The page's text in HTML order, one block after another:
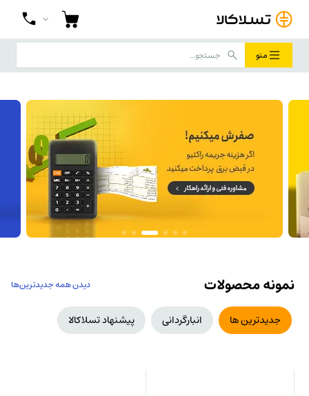
منو
خرید تجهیزات برق صنعتی از تسلاکالا با
جدیدترین ها انبارگردانی پیشنهاد تسلاکالا
دیدن همه جدیدترین‌ها